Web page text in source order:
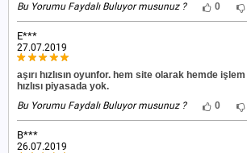
Bu Yorumu Faydalı Buluyor musunuz ?
0
E***
27.07.2019
aşırı hızlısın oyunfor. hem site olarak hemde
hızlısı piyasada yok.
Bu Yorumu Faydalı Buluyor musunuz ?
0
B***
26.07.2019